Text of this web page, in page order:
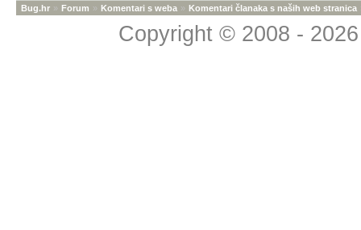
Bug.hr » Forum » Komentari s weba » Komentari članaka s naših web stranica
Copyright © 2008 -